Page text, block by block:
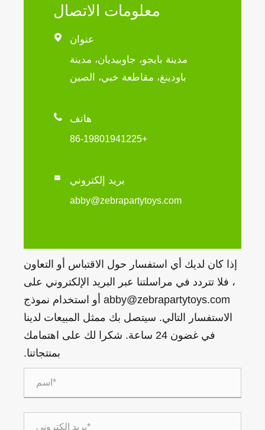
معلومات الاتصال

عنوان
مدينة بايجو، جاوبيديان، مدينة
باودينغ، مقاطعة خبي، الصين
 هاتف
+86-19801941225
 بريد إلكتروني
abby@zebrapartytoys.com
إذا كان لديك أي استفسار حول الاقتباس أو التعاون
، فلا تتردد في مراسلتنا عبر البريد الإلكتروني على
abby@zebrapartytoys.com أو استخدام نموذج
الاستفسار التالي. سيتصل بك ممثل المبيعات لدينا
في غضون 24 ساعة. شكرا لك على اهتمامك
بمنتجاتنا.